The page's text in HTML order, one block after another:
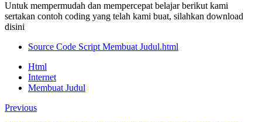
Untuk mempermudah dan mempercepat belajar berikut kami
sertakan contoh coding yang telah kami buat, silahkan download
disini
Source Code Script Membuat Judul.html
Html
Internet
Membuat Judul
Previous